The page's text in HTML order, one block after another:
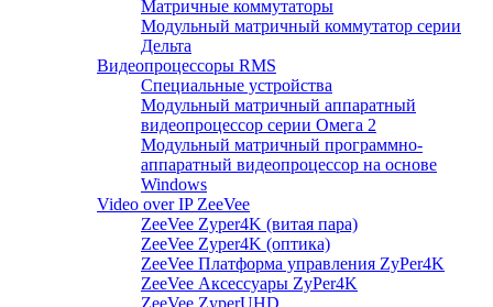
Матричные коммутаторы
Модульный матричный коммутатор серии
Дельта
Видеопроцессоры RMS
Специальные устройства
Модульный матричный аппаратный
видеопроцессор серии Омега 2
Модульный матричный программно-
аппаратный видеопроцессор на основе
Windows
Video over IP ZeeVee
ZeeVee Zyper4K (витая пара)
ZeeVee Zyper4K (оптика)
ZeeVee Платформа управления ZyPer4K
ZeeVee Аксессуары ZyPer4K
ZeeVee ZyperUHD